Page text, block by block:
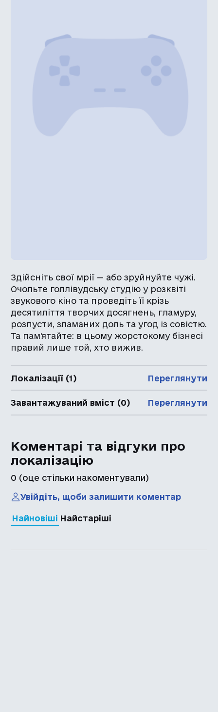
Здійсніть свої мрії — або зруйнуйте чужі.
Очольте голлівудську студію у розквіті
звукового кіно та проведіть її крізь
десятиліття творчих досягнень, гламуру,
розпусти, зламаних доль та угод із совістю.
Та пам'ятайте: в цьому жорстокому бізнесі
правий лише той, хто вижив.
Локалізації (1) Переглянути
Завантажуваний вміст (0) Переглянути
Коментарі та відгуки про
локалізацію
0 (оце стільки накоментували)
Увійдіть, щоби залишити коментар
Найновіші Найстаріші